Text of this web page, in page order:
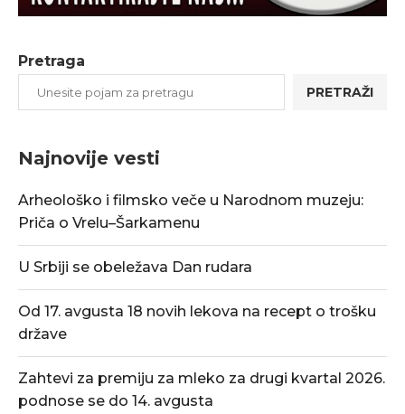
Pretraga
PRETRAŽI
Najnovije vesti
Arheološko i filmsko veče u Narodnom muzeju:
Priča o Vrelu–Šarkamenu
U Srbiji se obeležava Dan rudara
Od 17. avgusta 18 novih lekova na recept o trošku
države
Zahtevi za premiju za mleko za drugi kvartal 2026.
podnose se do 14. avgusta